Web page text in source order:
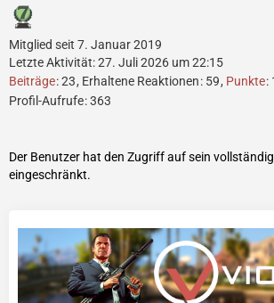
Mitglied seit 7. Januar 2019
Letzte Aktivität:27. Juli 2026 um 22:15
Beiträge 23 Erhaltene Reaktionen 59 Punkte
Profil-Aufrufe 363
Der Benutzer hat den Zugriff auf sein
eingeschränkt.